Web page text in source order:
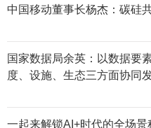
中国移动董事长杨杰：碳硅
国家数据局余英：以数据要
度、设施、生态三方面协同
一起来解锁AI+时代的全场景